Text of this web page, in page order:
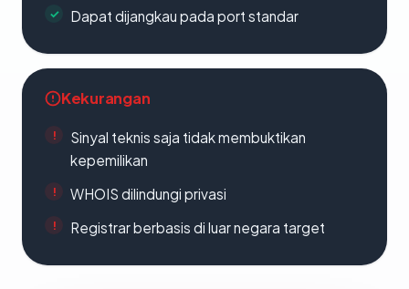
Dapat dijangkau pada port standar
Kekurangan
Sinyal teknis saja tidak membuktikan
kepemilikan
WHOIS dilindungi privasi
Registrar berbasis di luar negara target